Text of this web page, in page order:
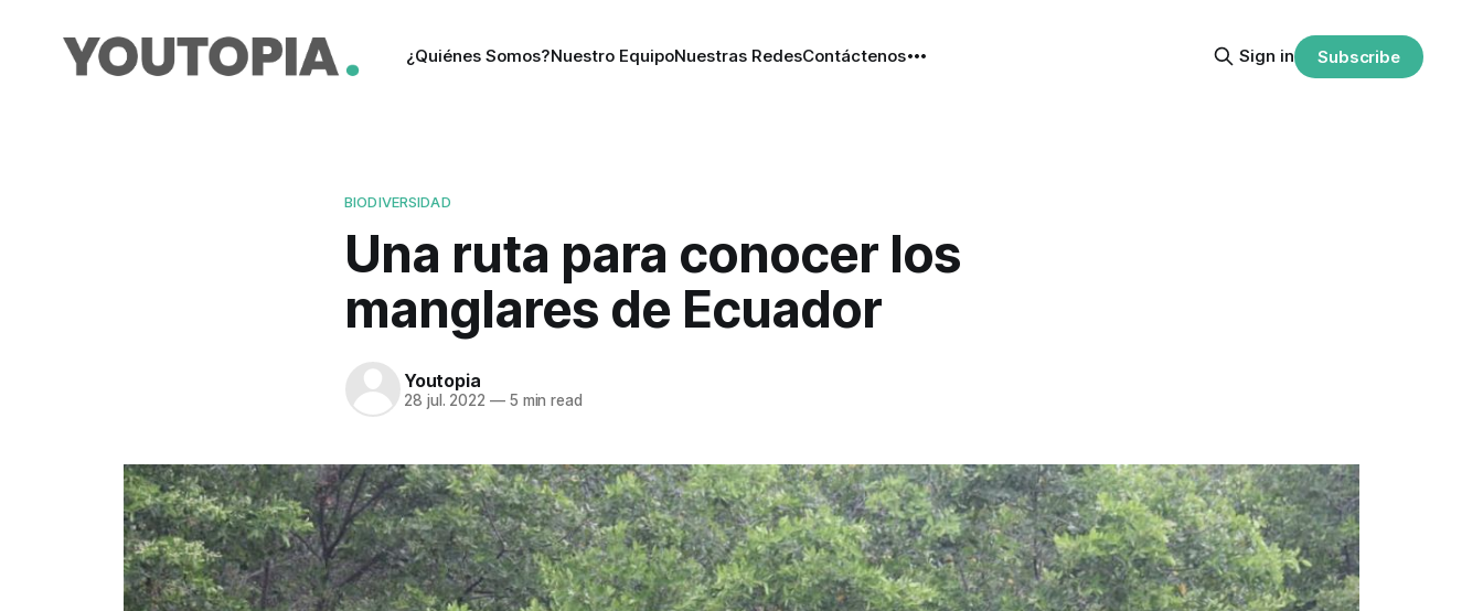
¿Quiénes Somos?Nuestro EquipoNuestras RedesContáctenos Sign in Subscribe
BIODIVERSIDAD
Una ruta para conocer los
manglares de Ecuador
Youtopia
28 jul. 2022 —5 min read